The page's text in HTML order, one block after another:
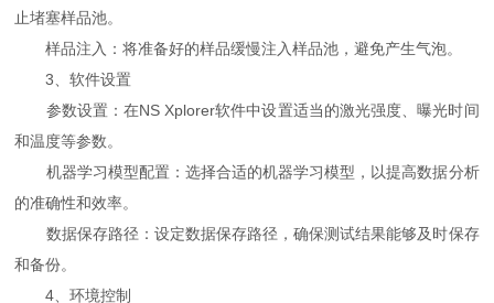
止堵塞样品池。
样品注入：将准备好的样品缓慢注入样品池，避免产生气泡。
3、软件设置
参数设置：在NS Xplorer软件中设置适当的激光强度、曝光时间
和温度等参数。
机器学习模型配置：选择合适的机器学习模型，以提高数据分析
的准确性和效率。
数据保存路径：设定数据保存路径，确保测试结果能够及时保存
和备份。
4、环境控制